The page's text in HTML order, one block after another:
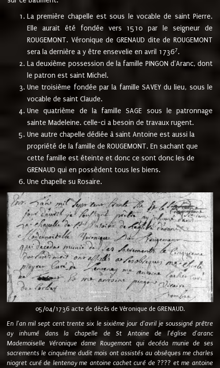
La première chapelle est sous le vocable de saint Pierre.
Elle aurait été fondée vers 1510 par le seigneur de
ROUGEMONT. Véronique de GRENAUD dite de ROUGEMONT
sera la dernière a y être ensevelie en avril 17367.
La deuxième possession de la famille PINGON d'Aranc, dont
le patron est saint Michel.
Une troisième fondée par la famille SAVEY du lieu, sous le
vocable de saint Claude.
Une quatrième de la famille SAGE sous le patronnage
sainte Madeleine. celle-ci a besoin de travaux rugent.
Une autre chapelle dédiée à saint Antoine est aussi la
propriété de la famille de ROUGEMONT. En sachant que
cette famille est éteinte et donc ce sont donc les de
GRENAUD qui en possèdent tous les biens.
Une chapelle su Rosaire.
05/04/1736 acte de décès de Véronique de GRENAUD.
En l'an mil sept cent trente six le sixième jour d'avril je soussigné prêtre
ay inhumé dans la chapelle de St Antoine de l'église d'aranc
Mademoiselle Véronique dame Rougemont qui decéda munie de ses
sacrements le cinquième dudit mois ont assistés au obsèques me charles
niogret curé de lentenay me antoine cachet curé de ???? et me antoine